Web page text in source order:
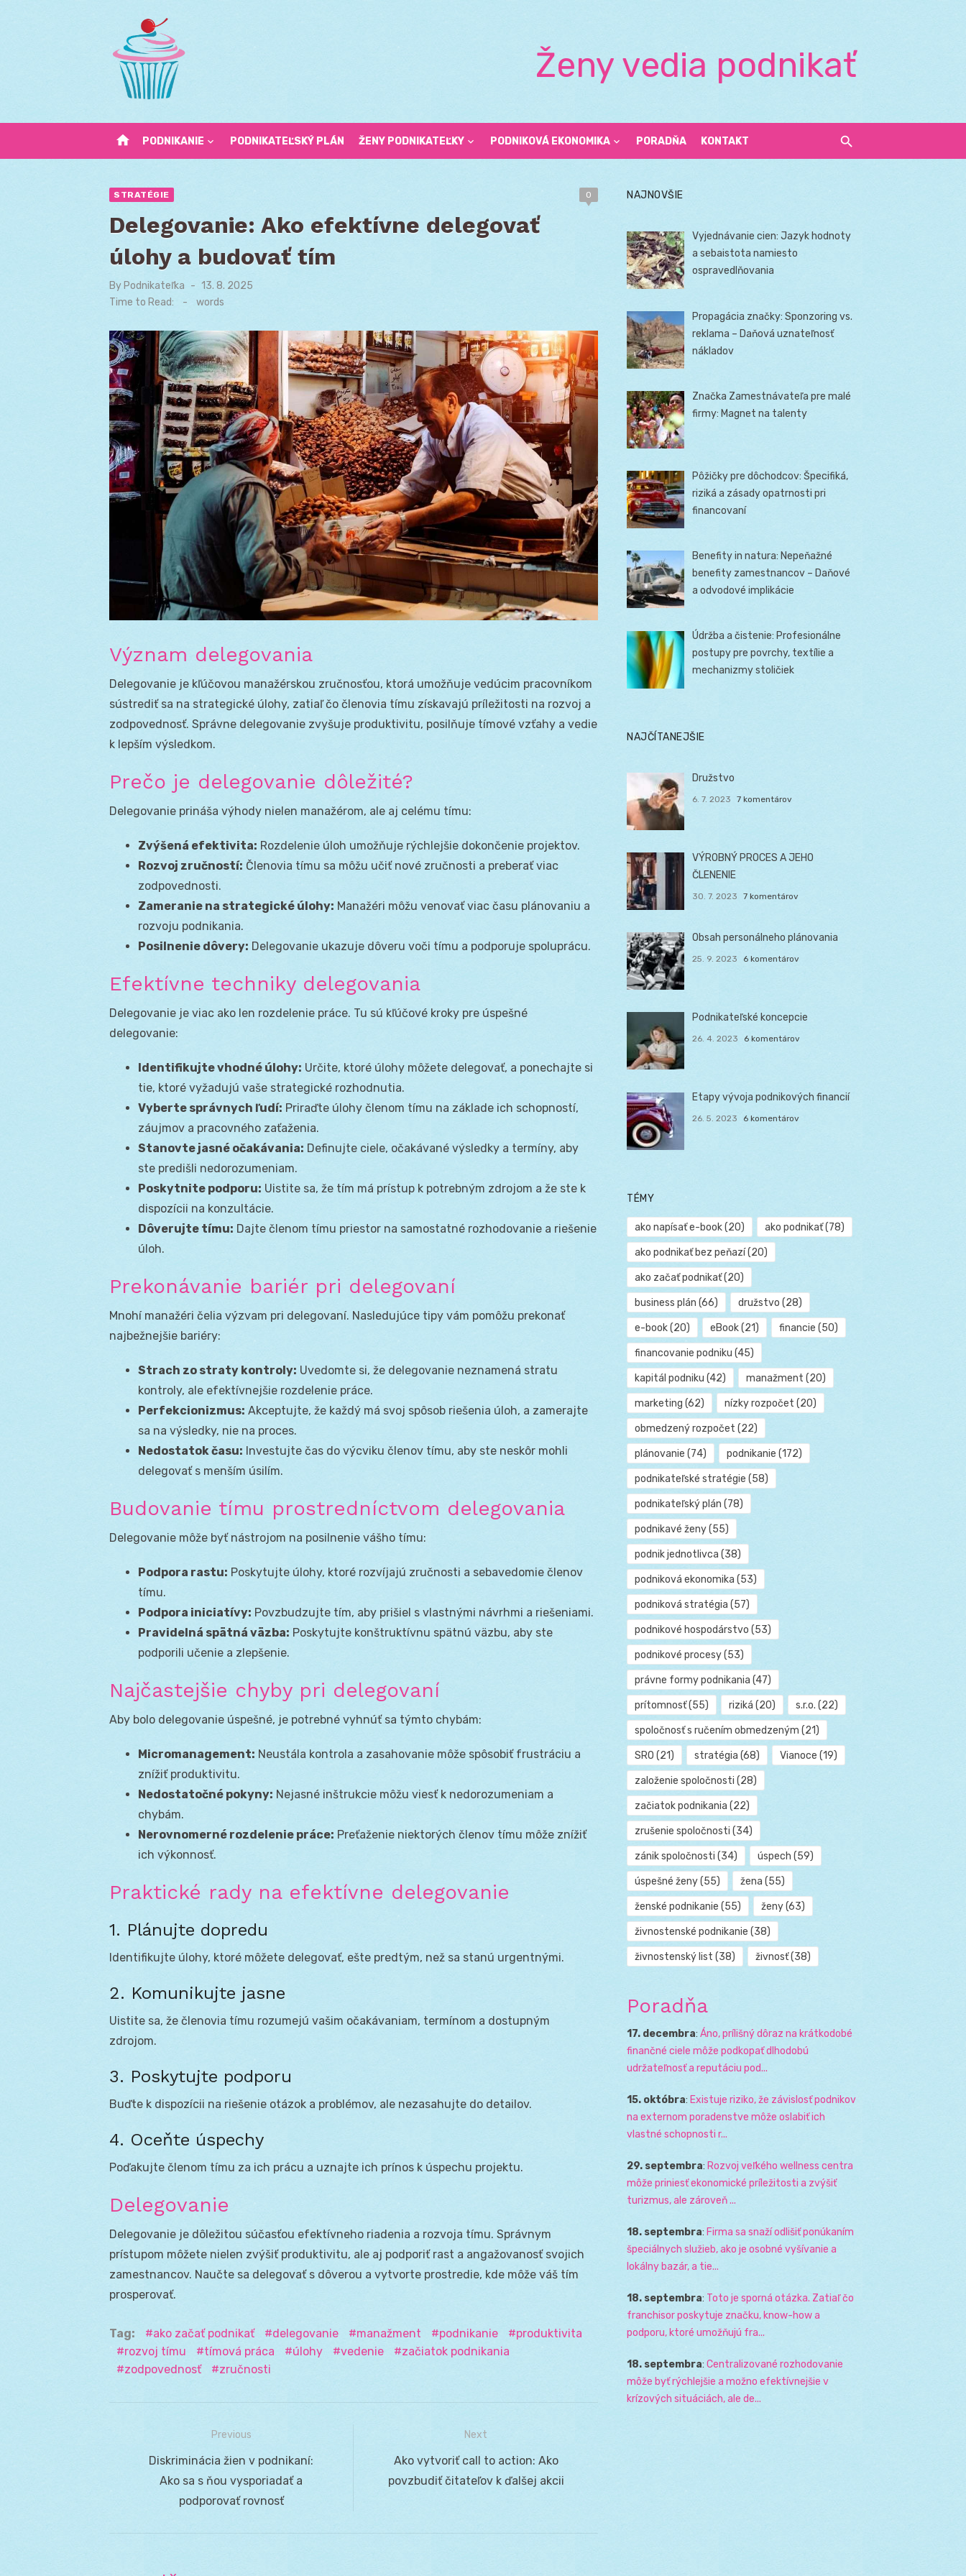
Ženy vedia podnikať
home PODNIKANIE PODNIKATEĽSKÝ PLÁN ŽENY PODNIKATEĽKY PODNIKOVÁ EKONOMIKA PORADŇA KONTAKT
STRATÉGIE 0
Delegovanie: Ako efektívne delegovať
úlohy a budovať tím
ByPodnikateľka
Posted
on
13. 8. 2025
Time to Read:
- words
Význam delegovania
Delegovanie je kľúčovou manažérskou zručnosťou, ktorá umožňuje vedúcim pracovníkom
sústrediť sa na strategické úlohy, zatiaľ čo členovia tímu získavajú príležitosti na rozvoj a
zodpovednosť. Správne delegovanie zvyšuje produktivitu, posilňuje tímové vzťahy a vedie
k lepším výsledkom.
Prečo je delegovanie dôležité?
Delegovanie prináša výhody nielen manažérom, ale aj celému tímu:
Zvýšená efektivita: Rozdelenie úloh umožňuje rýchlejšie dokončenie projektov.
Rozvoj zručností: Členovia tímu sa môžu učiť nové zručnosti a preberať viac
zodpovednosti.
Zameranie na strategické úlohy: Manažéri môžu venovať viac času plánovaniu a
rozvoju podnikania.
Posilnenie dôvery: Delegovanie ukazuje dôveru voči tímu a podporuje spoluprácu.
Efektívne techniky delegovania
Delegovanie je viac ako len rozdelenie práce. Tu sú kľúčové kroky pre úspešné
delegovanie:
Identifikujte vhodné úlohy: Určite, ktoré úlohy môžete delegovať, a ponechajte si
tie, ktoré vyžadujú vaše strategické rozhodnutia.
Vyberte správnych ľudí: Priraďte úlohy členom tímu na základe ich schopností,
záujmov a pracovného zaťaženia.
Stanovte jasné očakávania: Definujte ciele, očakávané výsledky a termíny, aby
ste predišli nedorozumeniam.
Poskytnite podporu: Uistite sa, že tím má prístup k potrebným zdrojom a že ste k
dispozícii na konzultácie.
Dôverujte tímu: Dajte členom tímu priestor na samostatné rozhodovanie a riešenie
úloh.
Prekonávanie bariér pri delegovaní
Mnohí manažéri čelia výzvam pri delegovaní. Nasledujúce tipy vám pomôžu prekonať
najbežnejšie bariéry:
Strach zo straty kontroly: Uvedomte si, že delegovanie neznamená stratu
kontroly, ale efektívnejšie rozdelenie práce.
Perfekcionizmus: Akceptujte, že každý má svoj spôsob riešenia úloh, a zamerajte
sa na výsledky, nie na proces.
Nedostatok času: Investujte čas do výcviku členov tímu, aby ste neskôr mohli
delegovať s menším úsilím.
Budovanie tímu prostredníctvom delegovania
Delegovanie môže byť nástrojom na posilnenie vášho tímu:
Podpora rastu: Poskytujte úlohy, ktoré rozvíjajú zručnosti a sebavedomie členov
tímu.
Podpora iniciatívy: Povzbudzujte tím, aby prišiel s vlastnými návrhmi a riešeniami.
Pravidelná spätná väzba: Poskytujte konštruktívnu spätnú väzbu, aby ste
podporili učenie a zlepšenie.
Najčastejšie chyby pri delegovaní
Aby bolo delegovanie úspešné, je potrebné vyhnúť sa týmto chybám:
Micromanagement: Neustála kontrola a zasahovanie môže spôsobiť frustráciu a
znížiť produktivitu.
Nedostatočné pokyny: Nejasné inštrukcie môžu viesť k nedorozumeniam a
chybám.
Nerovnomerné rozdelenie práce: Preťaženie niektorých členov tímu môže znížiť
ich výkonnosť.
Praktické rady na efektívne delegovanie
1. Plánujte dopredu
Identifikujte úlohy, ktoré môžete delegovať, ešte predtým, než sa stanú urgentnými.
2. Komunikujte jasne
Uistite sa, že členovia tímu rozumejú vašim očakávaniam, termínom a dostupným
zdrojom.
3. Poskytujte podporu
Buďte k dispozícii na riešenie otázok a problémov, ale nezasahujte do detailov.
4. Oceňte úspechy
Poďakujte členom tímu za ich prácu a uznajte ich prínos k úspechu projektu.
Delegovanie
Delegovanie je dôležitou súčasťou efektívneho riadenia a rozvoja tímu. Správnym
prístupom môžete nielen zvýšiť produktivitu, ale aj podporiť rast a angažovanosť svojich
zamestnancov. Naučte sa delegovať s dôverou a vytvorte prostredie, kde môže váš tím
prosperovať.
Tag: ako začať podnikať delegovanie manažment podnikanie
produktivita
rozvoj tímu
tímová práca úlohy vedenie
začiatok podnikania
zodpovednosť
zručnosti
Navigácia
Previous
Previous
post:
Diskriminácia žien v podnikaní:
Ako sa s ňou vysporiadať a
podporovať rovnosť
Next
Next
post:
Ako vytvoriť call to action: Ako
povzbudiť čitateľov k ďalšej akcii
NAJNOVŠIE
Vyjednávanie cien: Jazyk hodnoty
a sebaistota namiesto
ospravedlňovania
Propagácia značky: Sponzoring vs.
reklama – Daňová uznateľnosť
nákladov
Značka Zamestnávateľa pre malé
firmy: Magnet na talenty
Pôžičky pre dôchodcov: Špecifiká,
riziká a zásady opatrnosti pri
financovaní
Benefity in natura: Nepeňažné
benefity zamestnancov – Daňové
a odvodové implikácie
Údržba a čistenie: Profesionálne
postupy pre povrchy, textílie a
mechanizmy stoličiek
NAJČÍTANEJŠIE
Družstvo
6. 7. 2023 7 komentárov
VÝROBNÝ PROCES A JEHO
ČLENENIE
30. 7. 2023 7 komentárov
Obsah personálneho plánovania
25. 9. 2023 6 komentárov
Podnikateľské koncepcie
26. 4. 2023 6 komentárov
Etapy vývoja podnikových financií
26. 5. 2023 6 komentárov
TÉMY
ako napísať e-book(20) ako podnikať(78)
ako podnikať bez peňazí(20)
ako začať podnikať(20)
business plán (66) družstvo (28)
e-book(20) eBook(21) financie (50)
financovanie podniku (45)
kapitál podniku (42) manažment (20)
marketing (62) nízky rozpočet (20)
obmedzený rozpočet (22)
plánovanie (74) podnikanie (172)
podnikateľské stratégie (58)
podnikateľský plán (78)
podnikavé ženy(55)
podnik jednotlivca (38)
podniková ekonomika (53)
podniková stratégia (57)
podnikové hospodárstvo (53)
podnikové procesy(53)
právne formy podnikania (47)
prítomnosť(55) riziká (20) s.r.o. (22)
spoločnosť s ručením obmedzeným (21)
SRO (21) stratégia (68) Vianoce (19)
založenie spoločnosti (28)
začiatok podnikania (22)
zrušenie spoločnosti (34)
zánik spoločnosti (34) úspech (59)
úspešné ženy(55) žena (55)
ženské podnikanie (55) ženy(63)
živnostenské podnikanie (38)
živnostenský list (38) živnosť(38)
Poradňa
17. decembra: Áno, prílišný dôraz na krátkodobé
finančné ciele môže podkopať dlhodobú
udržateľnosť a reputáciu pod...
15. októbra: Existuje riziko, že závislosť podnikov
na externom poradenstve môže oslabiť ich
vlastné schopnosti r...
29. septembra: Rozvoj veľkého wellness centra
môže priniesť ekonomické príležitosti a zvýšiť
turizmus, ale zároveň ...
18. septembra: Firma sa snaží odlišiť ponúkaním
špeciálnych služieb, ako je osobné vyšívanie a
lokálny bazár, a tie...
18. septembra: Toto je sporná otázka. Zatiaľ čo
franchisor poskytuje značku, know-how a
podporu, ktoré umožňujú fra...
18. septembra: Centralizované rozhodovanie
môže byť rýchlejšie a možno efektívnejšie v
krízových situáciách, ale de...